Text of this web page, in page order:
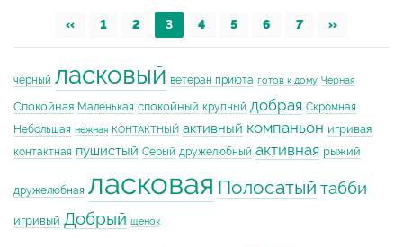
« 1 2 3 4 5 6 7 »
чёрный ласковый ветеран приюта готов к дому Черная
Спокойная Маленькая спокойный крупный добрая Скромная
Небольшая нежная КОНТАКТНЫЙ активный компаньон игривая
контактная пушистый Серый дружелюбный активная рыжий
дружелюбная ласковая Полосатый табби
игривый Добрый щенок